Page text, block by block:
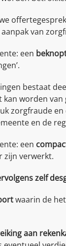
van
een
bestaat
worden
zorgfraude
en de
een
zijn verwerkt.
zelf
waarin de
aan